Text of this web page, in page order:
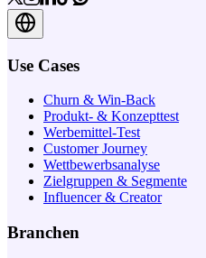
Use Cases
Churn & Win-Back
Produkt- & Konzepttest
Werbemittel-Test
Customer Journey
Wettbewerbsanalyse
Zielgruppen & Segmente
Influencer & Creator
Branchen